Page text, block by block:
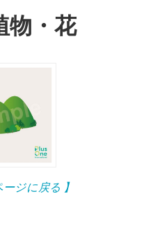
物・花
ージに戻る 】